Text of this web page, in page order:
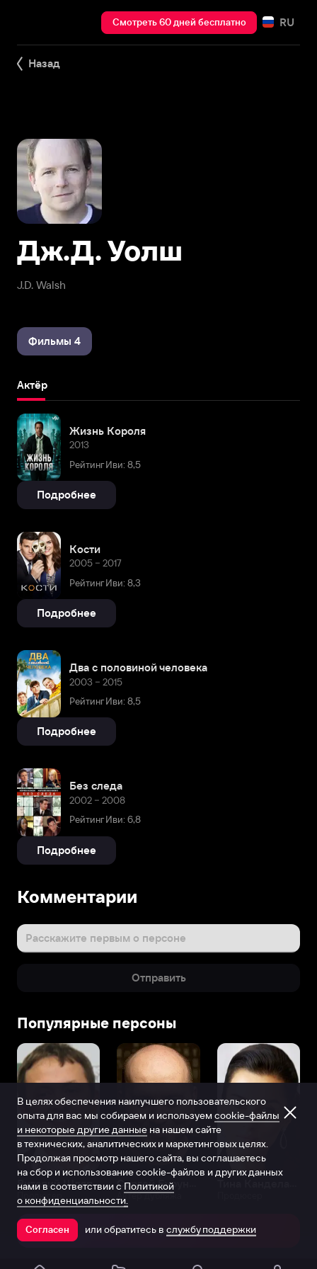
Смотреть 60 дней бесплатно RU
Назад
J.D. Walsh
Дж.Д. Уолш
Фильмы 4
Актёр
Жизнь Короля
2013
Рейтинг Иви: 8,5
Подробнее
Кости
2005 – 2017
Рейтинг Иви: 8,3
Подробнее
Два с половиной человека
2003 – 2015
Рейтинг Иви: 8,5
Подробнее
Без следа
2002 – 2008
Рейтинг Иви: 6,8
Подробнее
Комментарии
Расскажите первым о персоне
Отправить
Популярные персоны
Виталий Шляппо
Продюсер Актёр дубляжа
Открыть в приложении
В целях обеспечения наилучшего пользовательского
опыта для вас мы собираем и используем cookie-файлы
и некоторые другие данные на нашем сайте
в технических, аналитических и маркетинговых целях.
Продолжая просмотр нашего сайта, вы соглашаетесь
на сбор и использование cookie-файлов и других данных
нами в соответствии с Политикой
о конфиденциальности.
Согласен или обратитесь в службу поддержки